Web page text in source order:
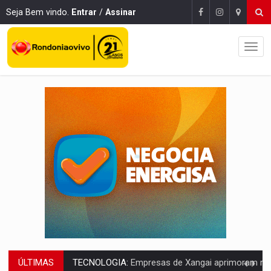
Seja Bem vindo. Entrar / Assinar
ÚLTIMAS PROTEGE A TERRA:China descobre como explodir asteroide com bomba